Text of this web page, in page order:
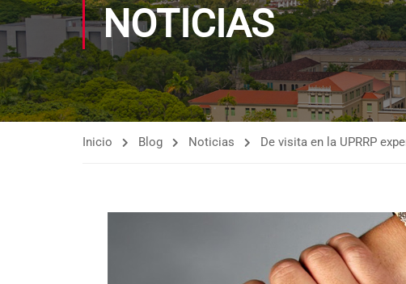
NOTICIAS
Inicio Blog Noticias De visita en la UPRRP